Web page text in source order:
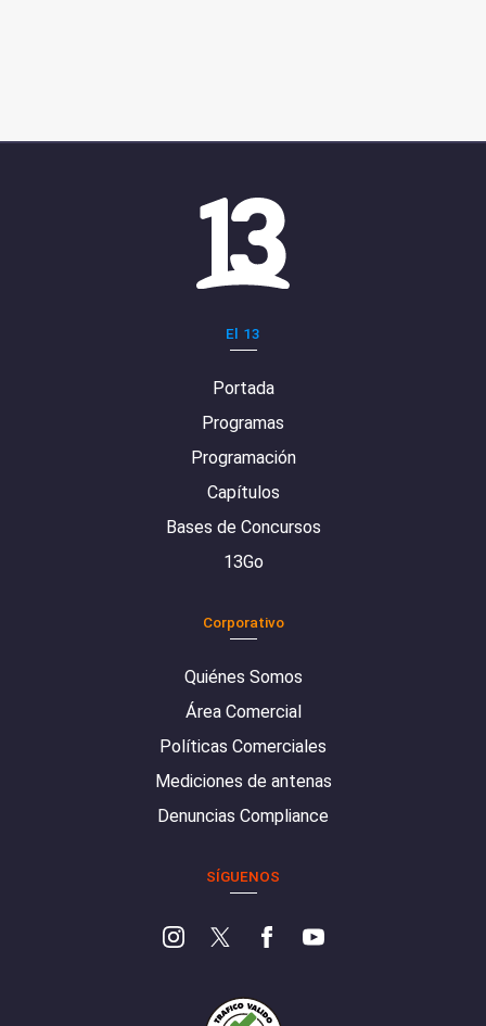
El 13
Portada
Programas
Programación
Capítulos
Bases de Concursos
13Go
Corporativo
Quiénes Somos
Área Comercial
Políticas Comerciales
Mediciones de antenas
Denuncias Compliance
SÍGUENOS